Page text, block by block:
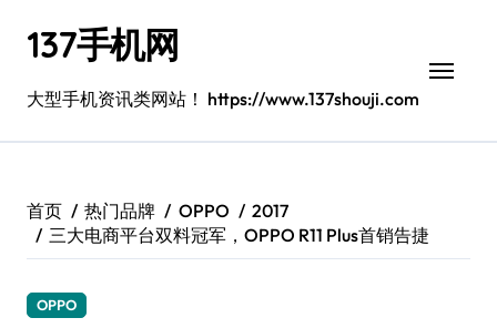
137手机网
大型手机资讯类网站！ https://www.137shouji.com
首页 热门品牌 OPPO
2017
三大电商平台双料冠军，OPPO R11 Plus首销告捷
OPPO